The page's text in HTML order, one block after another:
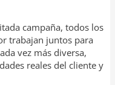
campaña, todos los
trabajan juntos para
vez más diversa,
reales del cliente y